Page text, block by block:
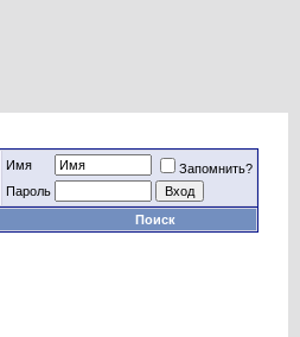
Имя
Запомнить?
Пароль
Поиск